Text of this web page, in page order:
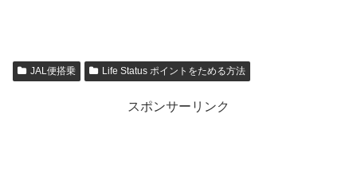
JAL便搭乗 Life Status ポイントをためる方法
スポンサーリンク